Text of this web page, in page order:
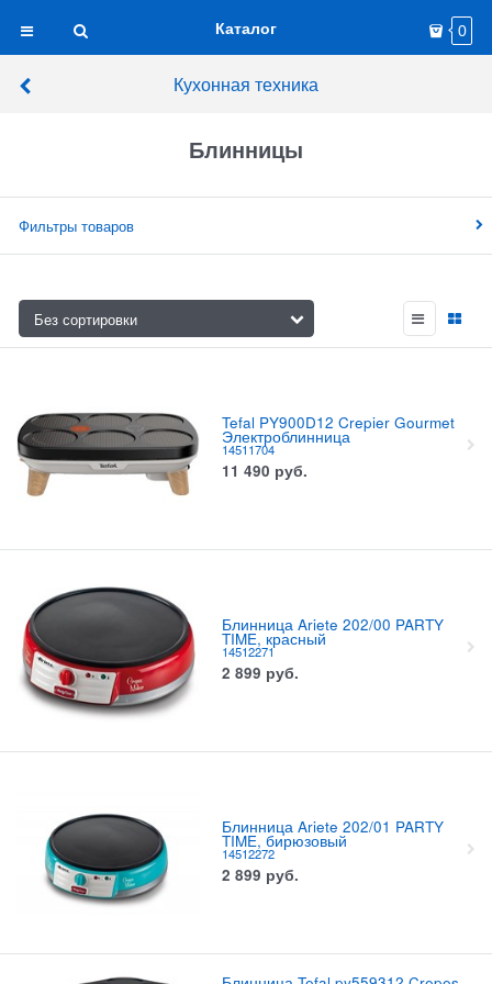
Каталог 0
Кухонная техника
Блинницы
Фильтры товаров
Tefal PY900D12 Crepier Gourmet
Электроблинница
14511704
11 490 руб.
Блинница Ariete 202/00 PARTY
TIME, красный
14512271
2 899 руб.
Блинница Ariete 202/01 PARTY
TIME, бирюзовый
14512272
2 899 руб.